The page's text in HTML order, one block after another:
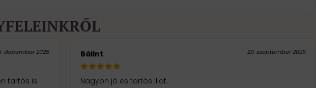
december 2025
tartós is.
Bálint 20. szeptember 2025
Nagyon jó es tartós illat.